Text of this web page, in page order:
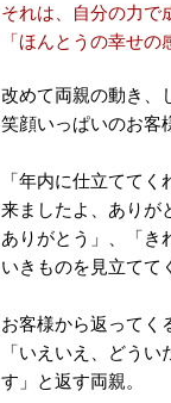
それは、自分の力で
「ほんとうの幸せ
改めて両親の動き、
笑顔いっぱいのお客
「年内に仕立てて
来ましたよ、ありが
ありがとう」、「き
いきものを見立てて
お客様から返ってく
「いえいえ、どう
す」と返す両親。